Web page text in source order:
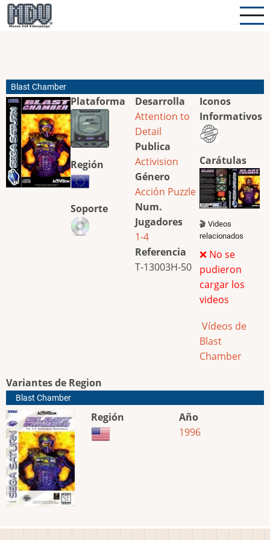
Pasar
al
Blast Chamber
Plataforma
Región
Soporte
Desarrolla
Attention to
Detail
Publica
Activision
Género
Acción Puzzle
Num.
Jugadores
1-4
Referencia
T-13003H-50
Iconos
Informativos
Carátulas
🎬 Videos
relacionados
❌ No se
pudieron
cargar los
videos
Vídeos de
Blast
Chamber
Variantes de Region
Blast Chamber
Región
Año
1996